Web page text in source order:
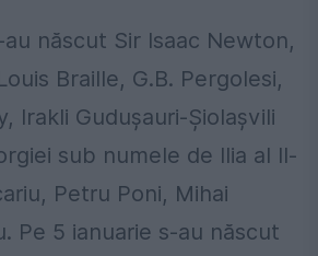
născut Sir Isaac Newton,
Braille, G.B. Pergolesi,
Irakli Guduşauri-Şiolaşvili
sub numele de Ilia al II-
Petru Poni, Mihai
Pe 5 ianuarie s-au născut